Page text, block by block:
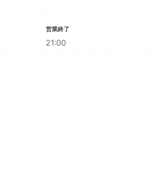
営業終了
21:00